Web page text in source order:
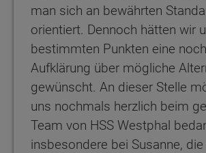
man sich an bewährten
orientiert. Dennoch hätten wir
bestimmten Punkten eine
Aufklärung über mögliche
gewünscht. An dieser Stelle
uns nochmals herzlich beim
Team von HSS Westphal
insbesondere bei Susanne, die